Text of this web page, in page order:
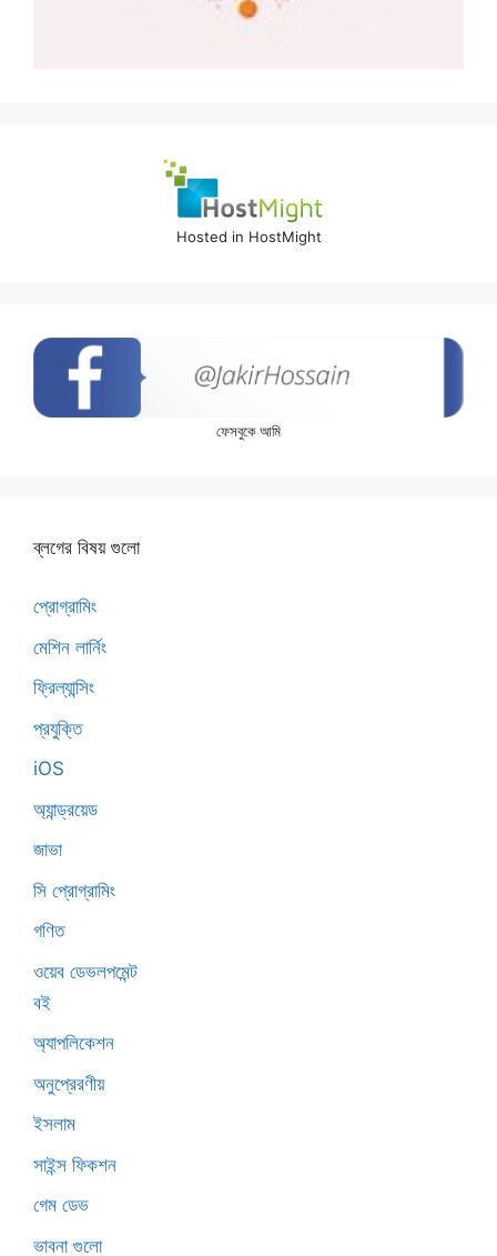
Hosted in HostMight
ফেসবুকে আমি
ব্লগের বিষয় গুলো
প্রোগ্রামিং
মেশিন লার্নিং
ফ্রিল্যান্সিং
প্রযুক্তি
iOS
অ্যান্ড্রয়েড
জাভা
সি প্রোগ্রামিং
গণিত
ওয়েব ডেভলপমেন্ট
বই
অ্যাপলিকেশন
অনুপ্রেরণীয়
ইসলাম
সাইন্স ফিকশন
গেম ডেভ
ভাবনা গুলো